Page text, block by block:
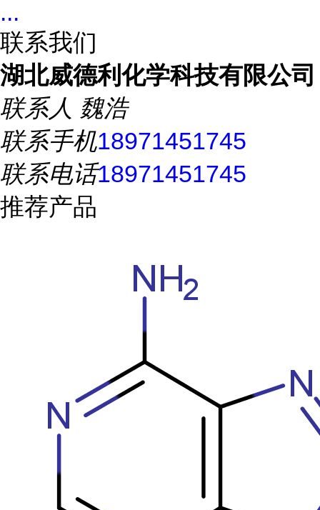
...
联系我们
湖北威德利化学科技有限公司
联系人 魏浩
联系手机18971451745
联系电话18971451745
推荐产品